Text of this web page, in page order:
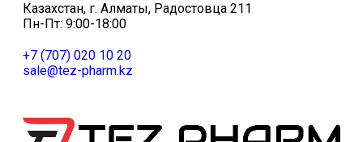
Казахстан, г. Алматы, Радостовца 211
Пн-Пт: 9:00-18:00
+7 (707) 020 10 20
sale@tez-pharm.kz